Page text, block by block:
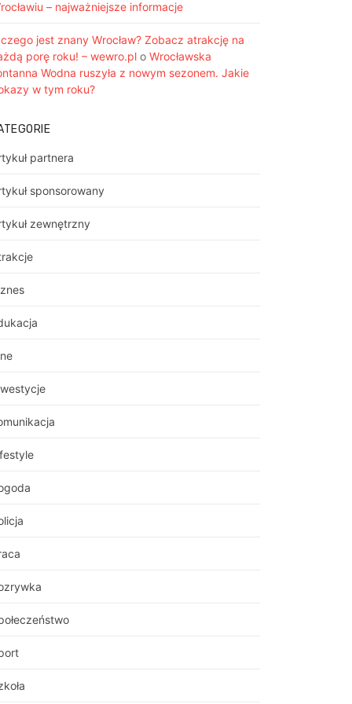
– najważniejsze informacje
jest znany Wrocław? Zobacz atrakcję na
porę roku! – wewro.plo Wrocławska
Wodna ruszyła z nowym sezonem. Jakie
w tym roku?
partnera
sponsorowany
zewnętrzny